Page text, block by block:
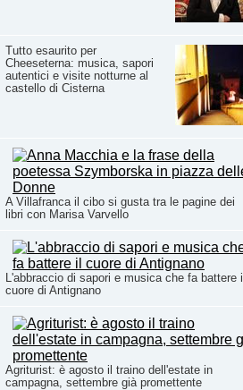
Tutto esaurito per
Cheeseterna: musica, sapori
autentici e visite notturne al
castello di Cisterna
A Villafranca il cibo si gusta tra le pagine dei
libri con Marisa Varvello
L'abbraccio di sapori e musica che fa battere il
cuore di Antignano
Agriturist: è agosto il traino dell'estate in
campagna, settembre già promettente